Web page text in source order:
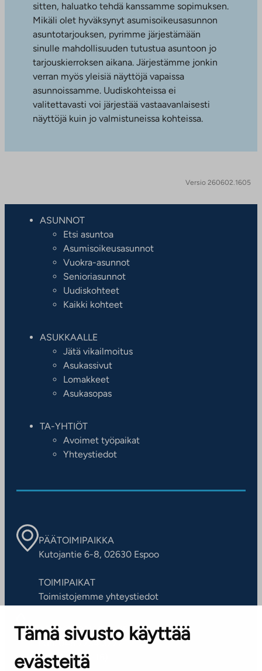
Tämä sivusto käyttää
evästeitä
sitten, haluatko tehdä kanssamme sopimuksen.
Mikäli olet hyväksynyt asumisoikeusasunnon
asuntotarjouksen, pyrimme järjestämään
sinulle mahdollisuuden tutustua asuntoon jo
tarjouskierroksen aikana. Järjestämme jonkin
verran myös yleisiä näyttöjä vapaissa
asunnoissamme. Uudiskohteissa ei
valitettavasti voi järjestää vastaavanlaisesti
näyttöjä kuin jo valmistuneissa kohteissa.
Versio 260602.1605
ASUNNOT
Etsi asuntoa
Asumisoikeusasunnot
Vuokra-asunnot
Senioriasunnot
Uudiskohteet
Kaikki kohteet
ASUKKAALLE
Jätä vikailmoitus
Asukassivut
Lomakkeet
Asukasopas
TA-YHTIÖT
Avoimet työpaikat
Yhteystiedot
PÄÄTOIMIPAIKKA
Kutojantie 6-8, 02630 Espoo
TOIMIPAIKAT
Toimistojemme yhteystiedot
ASIAKASPALVELUKESKUS
Puh. 045 7734 3777
(arkisin klo 8-16)